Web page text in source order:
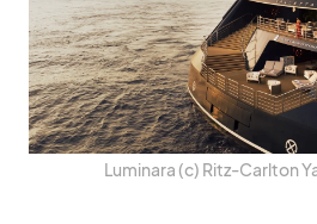
Lu­mi­nara (c) Ritz-Carl­ton